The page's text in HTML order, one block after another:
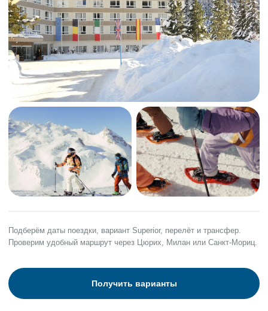
Подберём даты поездки, вариант Superior, перелёт и трансфер.
Проверим удобный маршрут через Цюрих, Милан или Санкт-Мориц.
Получить варианты